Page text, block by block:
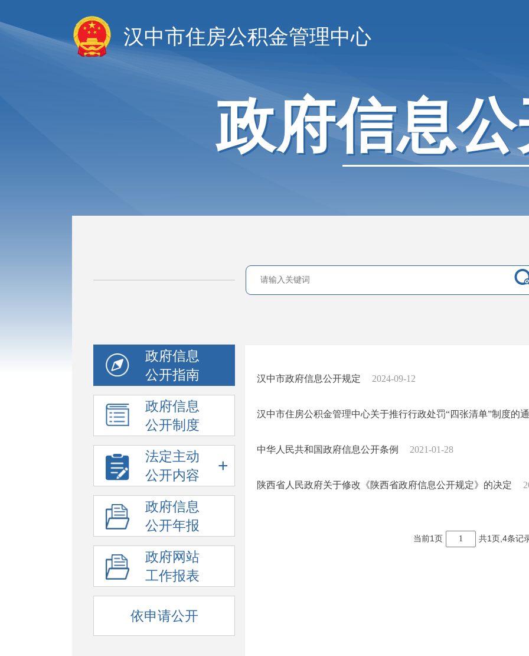
汉中市住房公积金管理中心
政府信息
政府信息
公开指南
政府信息
公开制度
法定主动
公开内容
+
政府信息
公开年报
政府网站
工作报表
依申请公开
汉中市政府信息公开规定 2024-09-12
汉中市住房公积金管理中心关于推行行政处罚“四张清单”制度的
中华人民共和国政府信息公开条例 2021-01-28
陕西省人民政府关于修改《陕西省政府信息公开规定》的决定
当前1页 1 共1页,4条记